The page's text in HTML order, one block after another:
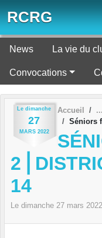
RCRG
News La vie du
Convocations
Le dimanche
27
MARS 2022
Accueil
Séniors
14
Le dimanche 27 mars 2022